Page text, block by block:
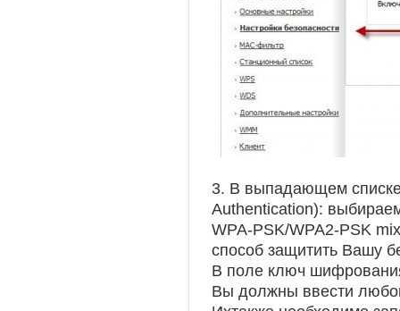
3. В выпадающем
Authentication):
WPA-PSK/WPA2-PSK
способ защитить Вашу
В поле ключ
Вы должны ввести